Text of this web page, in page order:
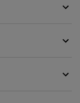
skladištenje
stola.